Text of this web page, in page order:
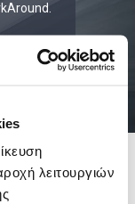
λειτουργιών
σύγκρινετιμή
ΔΙΑΡΚΕΙΑ